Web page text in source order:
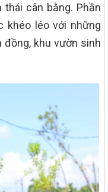
cân bằng. Phần
khéo léo với những
khu vườn sinh